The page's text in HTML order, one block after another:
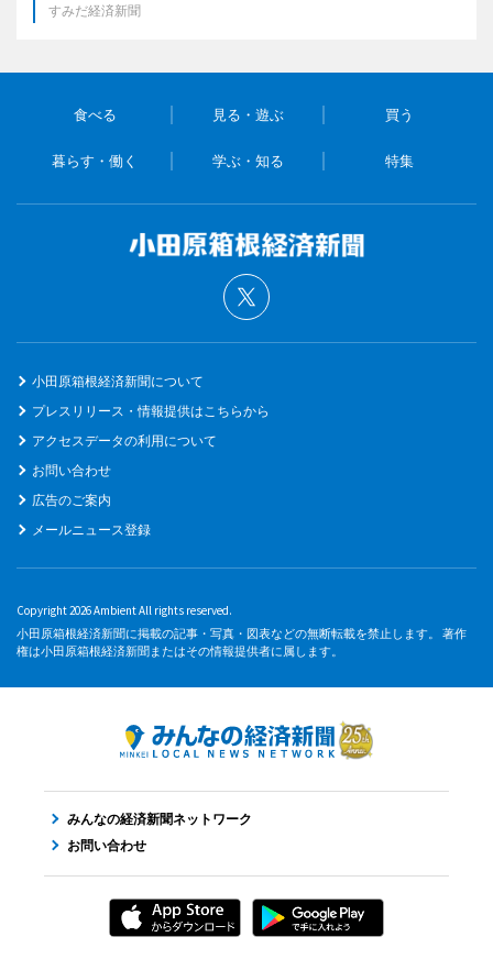
すみだ経済新聞
食べる 見る・遊ぶ 買う
暮らす・働く 学ぶ・知る 特集
小田原箱根経済新聞について
プレスリリース・情報提供はこちらから
アクセスデータの利用について
お問い合わせ
広告のご案内
メールニュース登録
Copyright 2026 Ambient All rights reserved.
小田原箱根経済新聞に掲載の記事・写真・図表などの無断転載を禁止します。 著作
権は小田原箱根経済新聞またはその情報提供者に属します。
みんなの経済新聞ネットワーク
お問い合わせ